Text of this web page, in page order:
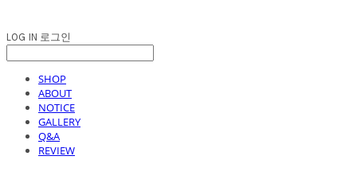
LOG IN 로그인
SHOP
ABOUT
NOTICE
GALLERY
Q&A
REVIEW